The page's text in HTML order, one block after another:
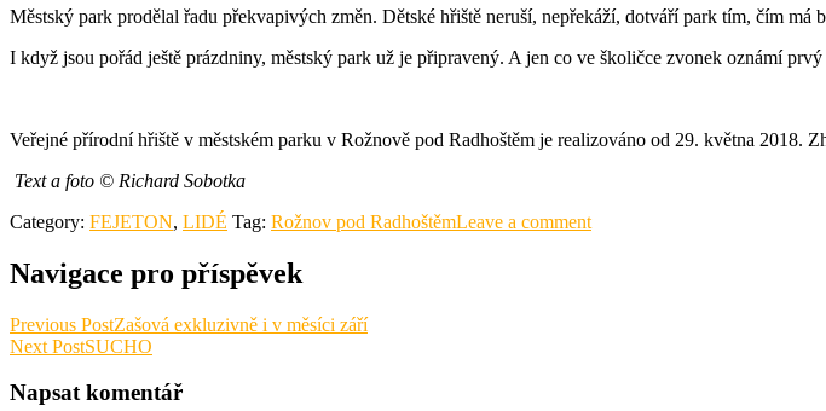
Městský park prodělal řadu překvapivých změn. Dětské hřiště neruší, nepřekáží, dotváří park tím, čím
I když jsou pořád ještě prázdniny, městský park už je připravený. A jen co ve školičce zvonek oznámí
Veřejné přírodní hřiště v městském parku v Rožnově pod Radhoštěm je realizováno od 29. května
Text a foto © Richard Sobotka
Category: FEJETON, LIDÉ Tag: Rožnov pod RadhoštěmLeave a comment
Navigace pro příspěvek
Previous PostZašová exkluzivně i v měsíci září
Next PostSUCHO
Napsat komentář